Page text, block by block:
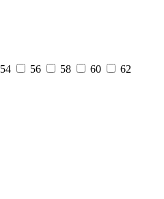
54 56 58 60
62